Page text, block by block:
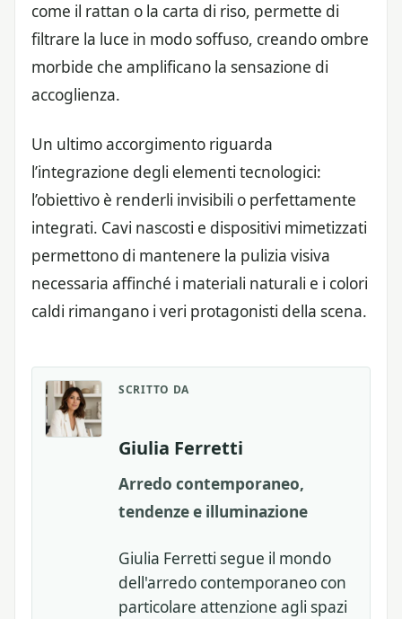
come il rattan o la carta di riso, permette di
filtrare la luce in modo soffuso, creando ombre
morbide che amplificano la sensazione di
accoglienza.
Un ultimo accorgimento riguarda
l’integrazione degli elementi tecnologici:
l’obiettivo è renderli invisibili o perfettamente
integrati. Cavi nascosti e dispositivi mimetizzati
permettono di mantenere la pulizia visiva
necessaria affinché i materiali naturali e i colori
caldi rimangano i veri protagonisti della scena.
SCRITTO DA
Giulia Ferretti
Arredo contemporaneo,
tendenze e illuminazione
Giulia Ferretti segue il mondo
dell'arredo contemporaneo con
particolare attenzione agli spazi